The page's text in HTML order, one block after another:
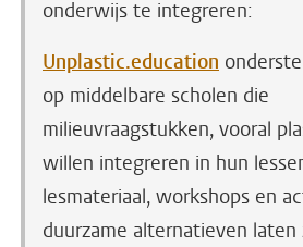
onderwijs te integreren:
Unplastic.education
op middelbare scholen die
milieuvraagstukken, vooral
willen integreren in hun
lesmateriaal, workshops en
duurzame alternatieven laten